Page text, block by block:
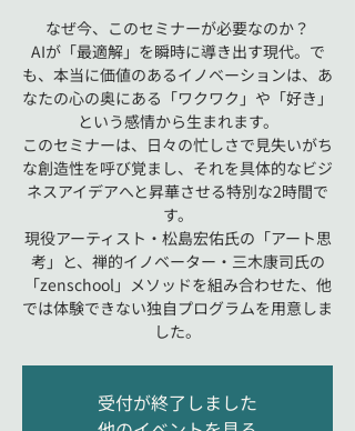
なぜ今、このセミナーが必要なのか？
AIが「最適解」を瞬時に導き出す現代。で
も、本当に価値のあるイノベーションは、あ
なたの心の奥にある「ワクワク」や「好き」
という感情から生まれます。
このセミナーは、日々の忙しさで見失いがち
な創造性を呼び覚まし、それを具体的なビジ
ネスアイデアへと昇華させる特別な2時間で
す。
現役アーティスト・松島宏佑氏の「アート思
考」と、禅的イノベーター・三木康司氏の
「zenschool」メソッドを組み合わせた、他
では体験できない独自プログラムを用意しま
した。
受付が終了しました